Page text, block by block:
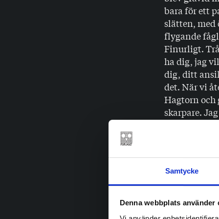
Samtycke
Denna webbplats använder
bara för ett
slätten, med
flygande
Finurligt.
ha dig, jag
dig, ditt
det. När vi
Hagtorn och
skarpare.
ut för att
Byxor med
månaderna
favoritbröd;